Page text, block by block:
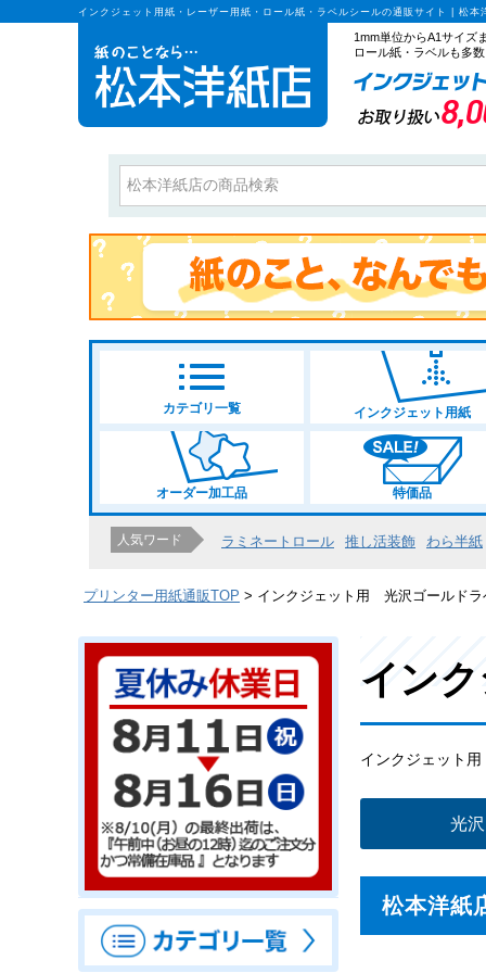
インクジェット用紙・レーザー用紙・ロール紙・ラベルシールの通販サイト | 松本
1mm単位からA1サイズ
ロール紙・ラベルも多
カテゴリ一覧 インクジェット用紙
オーダー加工品 特価品
人気ワード ラミネートロール 推し活装飾 わら半紙
プリンター用紙通販TOP インクジェット用 光沢ゴールドラ
イン
インクジェット
光
松本洋紙